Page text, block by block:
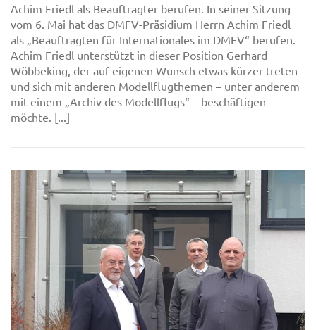
Achim Friedl als Beauftragter berufen. In seiner Sitzung
vom 6. Mai hat das DMFV-Präsidium Herrn Achim Friedl
als „Beauftragten für Internationales im DMFV“ berufen.
Achim Friedl unterstützt in dieser Position Gerhard
Wöbbeking, der auf eigenen Wunsch etwas kürzer treten
und sich mit anderen Modellflugthemen – unter anderem
mit einem „Archiv des Modellflugs“ – beschäftigen
möchte. [...]